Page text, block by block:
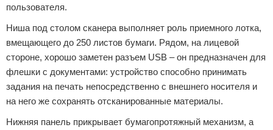
пользователя.
Ниша под столом сканера выполняет роль приемного лотка,
вмещающего до 250 листов бумаги. Рядом, на лицевой
стороне, хорошо заметен разъем USB – он предназначен для
флешки с документами: устройство способно принимать
задания на печать непосредственно с внешнего носителя и
на него же сохранять отсканированные материалы.
Нижняя панель прикрывает бумагопротяжный механизм, а